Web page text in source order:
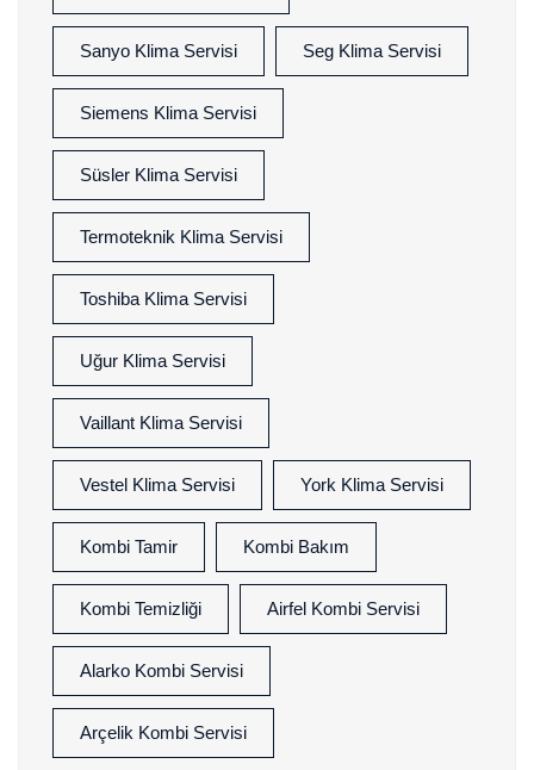
Sanyo Klima Servisi Seg Klima Servisi
Siemens Klima Servisi
Süsler Klima Servisi
Termoteknik Klima Servisi
Toshiba Klima Servisi
Uğur Klima Servisi
Vaillant Klima Servisi
Vestel Klima Servisi York Klima Servisi
Kombi Tamir Kombi Bakım
Kombi Temizliği Airfel Kombi Servisi
Alarko Kombi Servisi
Arçelik Kombi Servisi